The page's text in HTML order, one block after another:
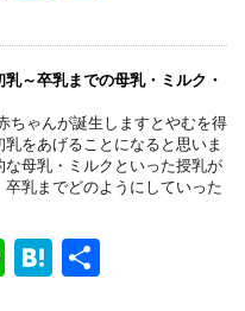
e
e
n
a
乳～卒乳までの母乳・ミルク・
ちゃんが誕生しますとやむを得
をあげることになると思いま
な母乳・ミルクといった授乳が
乳までどのようにしていった
Li
H